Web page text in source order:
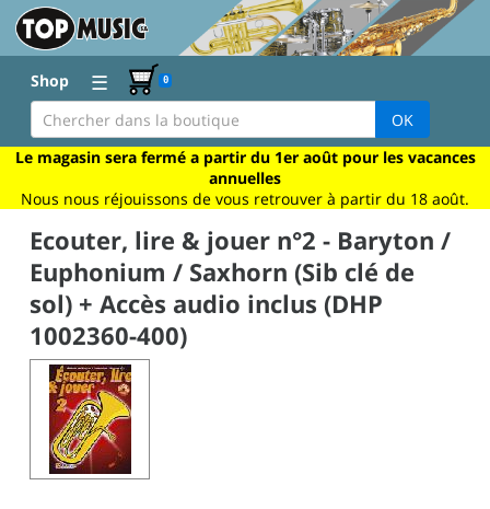
Shop ☰ 0
OK
Le magasin sera fermé a partir du 1er août pour les vacances
annuelles
Nous nous réjouissons de vous retrouver à partir du 18 août.
Ecouter, lire & jouer n°2 - Baryton /
Euphonium / Saxhorn (Sib clé de
sol) + Accès audio inclus (DHP
1002360-400)